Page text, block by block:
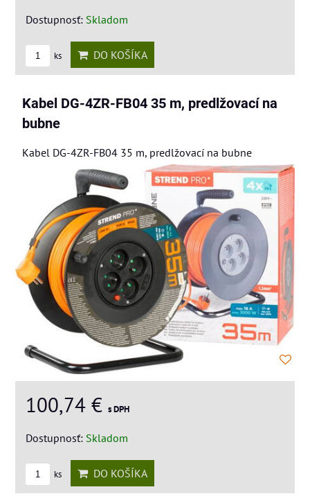
Dostupnosť: Skladom
ks DO KOŠÍKA
Kabel DG-4ZR-FB04 35 m, predlžovací na
bubne
Kabel DG-4ZR-FB04 35 m, predlžovací na bubne
100,74 € s DPH
Dostupnosť: Skladom
ks DO KOŠÍKA